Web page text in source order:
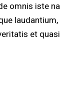
omnis iste
et